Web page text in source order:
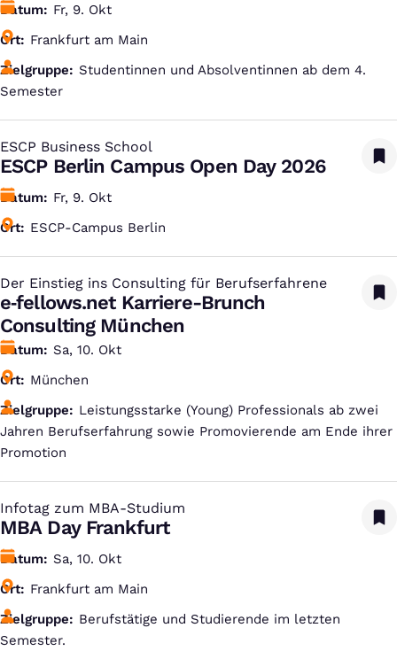
Datum
Fr, 9. Okt
Ort
Frankfurt am Main
Zielgruppe
Studentinnen und Absolventinnen ab dem 4.
Semester
ESCP Business School
:
ESCP Berlin Campus Open Day 2026
Datum
Fr, 9. Okt
Ort
ESCP-Campus Berlin
Der Einstieg ins Consulting für Berufserfahrene
:
e‑fellows.net Karriere-Brunch
Consulting München
Datum
Sa, 10. Okt
Ort
München
Zielgruppe
Leistungsstarke (Young) Professionals ab zwei
Jahren Berufserfahrung sowie Promovierende am Ende ihrer
Promotion
Infotag zum MBA-Studium
:
MBA Day Frankfurt
Datum
Sa, 10. Okt
Ort
Frankfurt am Main
Zielgruppe
Berufstätige und Studierende im letzten
Semester.